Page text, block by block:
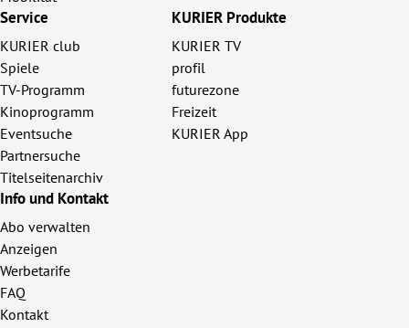
Service
KURIER club
Spiele
TV-Programm
Kinoprogramm
Eventsuche
Partnersuche
Titelseitenarchiv
KURIER Produkte
KURIER TV
profil
futurezone
Freizeit
KURIER App
Info und Kontakt
Abo verwalten
Anzeigen
Werbetarife
FAQ
Kontakt